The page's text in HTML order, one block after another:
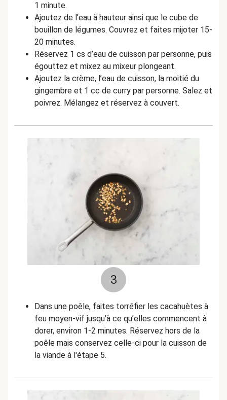
1 minute.
Ajoutez de l’eau à hauteur ainsi que le cube de
bouillon de légumes. Couvrez et faites mijoter 15-
20 minutes.
Réservez 1 cs d’eau de cuisson par personne, puis
égouttez et mixez au mixeur plongeant.
Ajoutez la crème, l’eau de cuisson, la moitié du
gingembre et 1 cc de curry par personne. Salez et
poivrez. Mélangez et réservez à couvert.
3
Dans une poêle, faites torréfier les cacahuètes à
feu moyen-vif jusqu’à ce qu’elles commencent à
dorer, environ 1-2 minutes. Réservez hors de la
poêle mais conservez celle-ci pour la cuisson de
la viande à l'étape 5.